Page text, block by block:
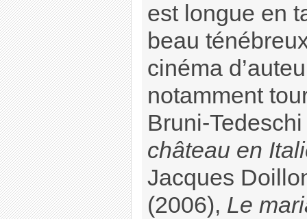
est longue en
beau
cinéma
notamment
Bruni-Tedeschi
château en
Jacques
(2006), Le